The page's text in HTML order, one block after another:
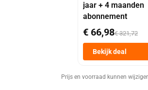
jaar + 4 maanden
abonnement
€ 66,98€ 321,72
Bekijk deal
Prijs en voorraad kunnen